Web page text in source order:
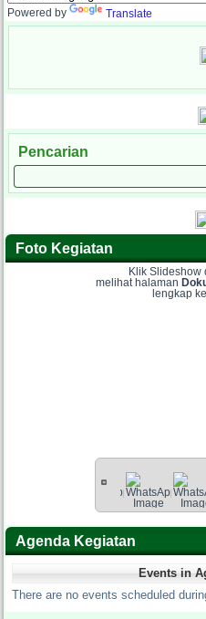
Powered by Translate
Pencarian
Foto Kegiatan
Klik Slideshow
melihat halaman
lengkap
Agenda Kegiatan
Events in
There are no events scheduled